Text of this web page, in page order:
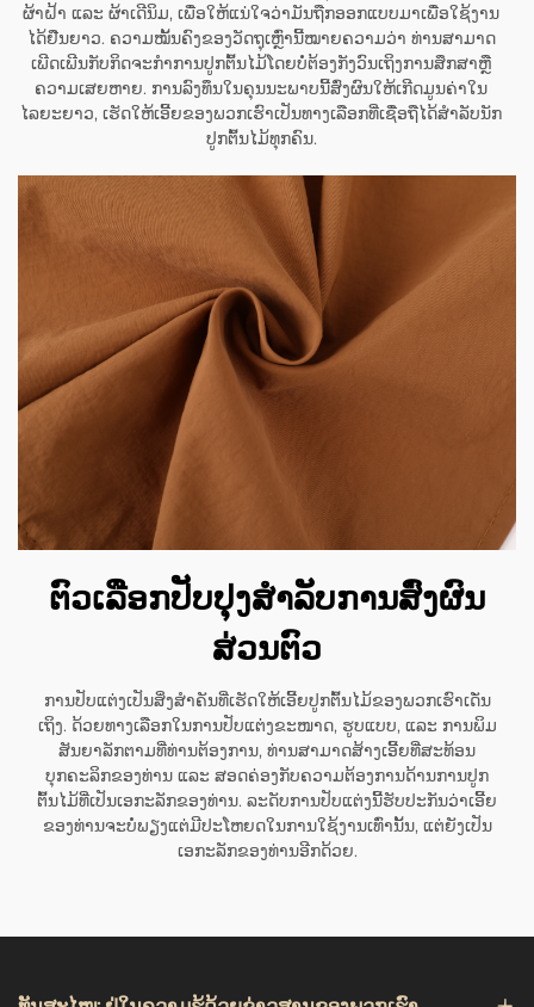
ຜ້າຝ້າ ແລະ ຜ້າເດີນິມ, ເພື່ອໃຫ້ແນ່ໃຈວ່າມັນຖືກອອກແບບມາເພື່ອໃຊ້ງານ
ໄດ້ຢືນຍາວ. ຄວາມໝັ້ນຄົງຂອງວັດຖຸເຫຼົ່ານີ້ໝາຍຄວາມວ່າ ທ່ານສາມາດ
ເພີດເພີນກັບກິດຈະກຳການປູກຕົ້ນໄມ້ໂດຍບໍ່ຕ້ອງກັງວົນເຖິງການສຶກສາຫຼື
ຄວາມເສຍຫາຍ. ການລົງທຶນໃນຄຸນນະພາບນີ້ສົ່ງຜົນໃຫ້ເກີດມູນຄ່າໃນ
ໄລຍະຍາວ, ເຮັດໃຫ້ເອີ້ຍຂອງພວກເຮົາເປັນທາງເລືອກທີ່ເຊື່ອຖືໄດ້ສຳລັບນັກ
ປູກຕົ້ນໄມ້ທຸກຄົນ.
ຕົວເລືອກປັບປຸງສໍາລັບການສົ່ງຜົນ
ສ່ວນຕົວ
ການປັບແຕ່ງເປັນສິ່ງສຳຄັນທີ່ເຮັດໃຫ້ເອີ້ຍປູກຕົ້ນໄມ້ຂອງພວກເຮົາເດັ່ນ
ເຖິງ. ດ້ວຍທາງເລືອກໃນການປັບແຕ່ງຂະໜາດ, ຮູບແບບ, ແລະ ການພິມ
ສັນຍາລັກຕາມທີ່ທ່ານຕ້ອງການ, ທ່ານສາມາດສ້າງເອີ້ຍທີ່ສະທ້ອນ
ບຸກຄະລິກຂອງທ່ານ ແລະ ສອດຄ່ອງກັບຄວາມຕ້ອງການດ້ານການປູກ
ຕົ້ນໄມ້ທີ່ເປັນເອກະລັກຂອງທ່ານ. ລະດັບການປັບແຕ່ງນີ້ຮັບປະກັນວ່າເອີ້ຍ
ຂອງທ່ານຈະບໍ່ພຽງແຕ່ມີປະໂຫຍດໃນການໃຊ້ງານເທົ່ານັ້ນ, ແຕ່ຍັງເປັນ
ເອກະລັກຂອງທ່ານອີກດ້ວຍ.